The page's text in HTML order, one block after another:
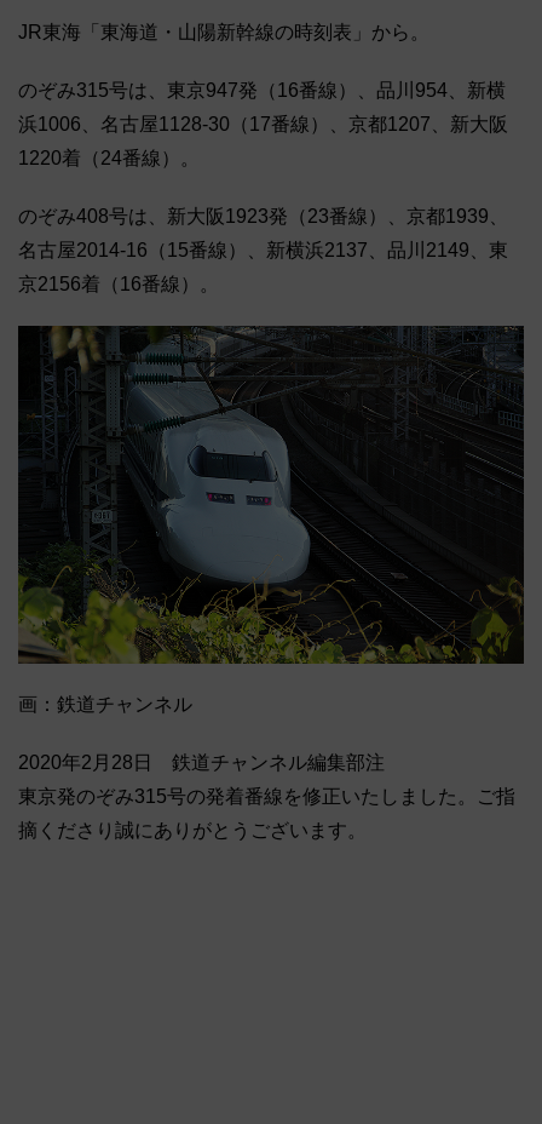
JR東海「東海道・山陽新幹線の時刻表」から。
のぞみ315号は、東京947発（16番線）、品川954、新横
浜1006、名古屋1128-30（17番線）、京都1207、新大阪
1220着（24番線）。
のぞみ408号は、新大阪1923発（23番線）、京都1939、
名古屋2014-16（15番線）、新横浜2137、品川2149、東
京2156着（16番線）。
画：鉄道チャンネル
2020年2月28日 鉄道チャンネル編集部注
東京発のぞみ315号の発着番線を修正いたしました。ご指
摘くださり誠にありがとうございます。